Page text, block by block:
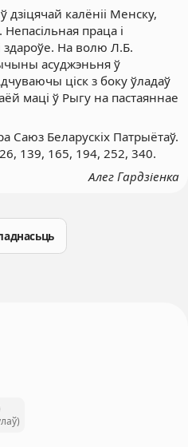
калёніі Менску,
праца і
На волю Л.Б.
асуджэньня ў
ціск з боку ўладаў
маці ў Рыгу на пастаяннае
Саюз Беларускіх Патрыётаў.
139, 165, 194, 252, 340.
Алег Гардзіенка